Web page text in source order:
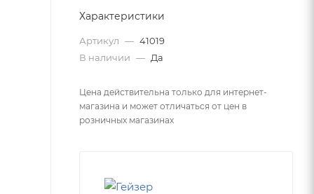
Характеристики
Артикул — 41019
В наличии — Да
Цена действительна только для интернет-
магазина и может отличаться от цен в
розничных магазинах